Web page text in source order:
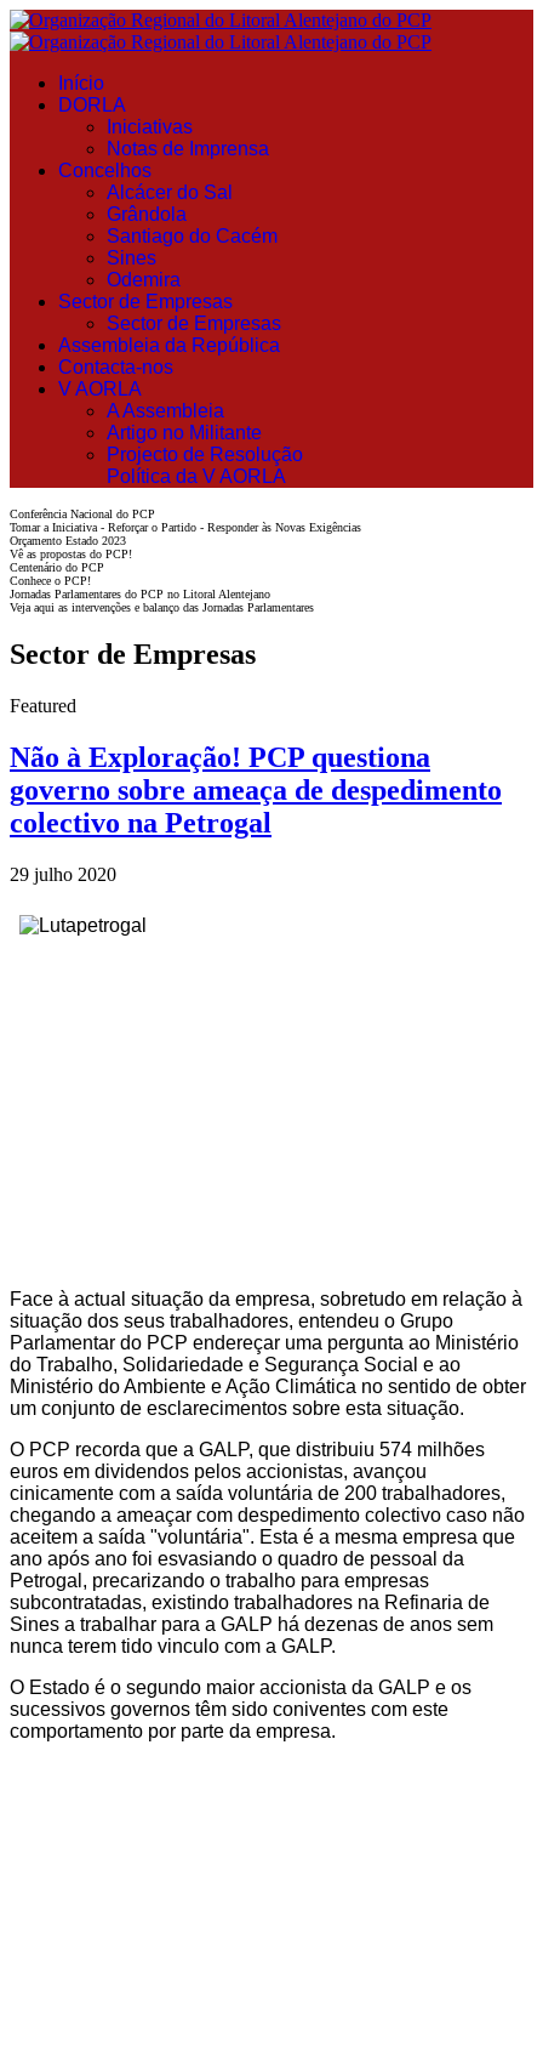
Início
DORLA
Iniciativas
Notas de Imprensa
Concelhos
Alcácer do Sal
Grândola
Santiago do Cacém
Sines
Odemira
Sector de Empresas
Sector de Empresas
Assembleia da República
Contacta-nos
V AORLA
A Assembleia
Artigo no Militante
Projecto de Resolução
Política da V AORLA
Conferência Nacional do PCP
Tomar a Iniciativa - Reforçar o Partido - Responder às Novas Exigências
Orçamento Estado 2023
Vê as propostas do PCP!
Centenário do PCP
Conhece o PCP!
Jornadas Parlamentares do PCP no Litoral Alentejano
Veja aqui as intervenções e balanço das Jornadas Parlamentares
Sector de Empresas
Featured
Não à Exploração! PCP questiona
governo sobre ameaça de despedimento
colectivo na Petrogal
29 julho 2020
Face à actual situação da empresa, sobretudo em relação à
situação dos seus trabalhadores, entendeu o Grupo
Parlamentar do PCP endereçar uma pergunta ao Ministério
do Trabalho, Solidariedade e Segurança Social e ao
Ministério do Ambiente e Ação Climática no sentido de obter
um conjunto de esclarecimentos sobre esta situação.
O PCP recorda que a GALP, que distribuiu 574 milhões
euros em dividendos pelos accionistas, avançou
cinicamente com a saída voluntária de 200 trabalhadores,
chegando a ameaçar com despedimento colectivo caso não
aceitem a saída "voluntária". Esta é a mesma empresa que
ano após ano foi esvasiando o quadro de pessoal da
Petrogal, precarizando o trabalho para empresas
subcontratadas, existindo trabalhadores na Refinaria de
Sines a trabalhar para a GALP há dezenas de anos sem
nunca terem tido vinculo com a GALP.
O Estado é o segundo maior accionista da GALP e os
sucessivos governos têm sido coniventes com este
comportamento por parte da empresa.